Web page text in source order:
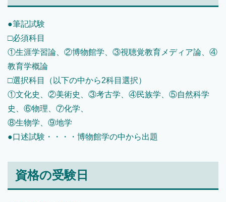
●筆記試験
□必須科目
①生涯学習論、②博物館学、③視聴覚教育メディア論、④
教育学概論
□選択科目（以下の中から2科目選択）
①文化史、②美術史、③考古学、④民族学、⑤自然科学
史、⑥物理、⑦化学、
⑧生物学、⑨地学
●口述試験・・・・博物館学の中から出題
資格の受験日